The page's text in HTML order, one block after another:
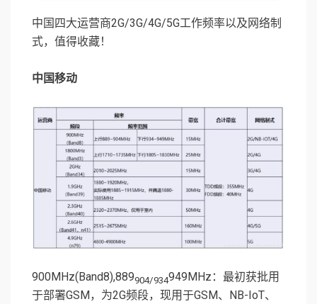
中国四大运营商2G/3G/4G/5G工作频率以及网络制
式，值得收藏！
中国移动
900MHz(Band8),889904/934949MHz：最初获批用
于部署GSM，为2G频段，现用于GSM、NB-IoT、